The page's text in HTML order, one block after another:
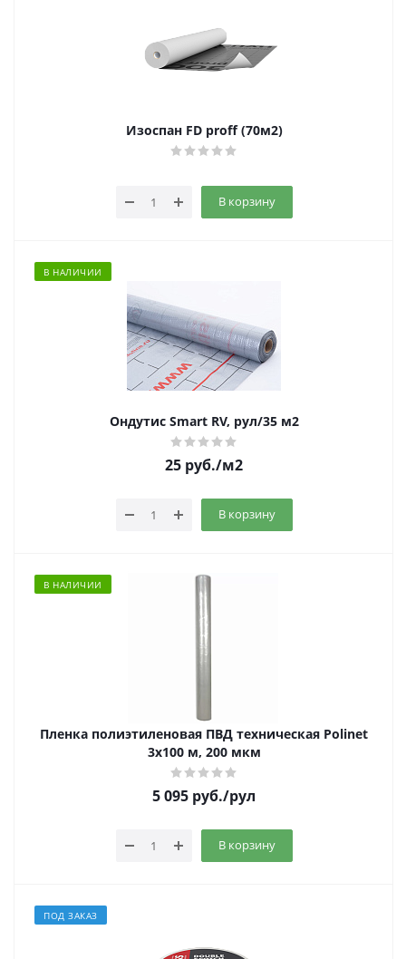
Изоспан FD proff (70м2)
В корзину
В НАЛИЧИИ
Ондутис Smart RV, рул/35 м2
25 руб./м2
В корзину
В НАЛИЧИИ
Пленка полиэтиленовая ПВД техническая Polinet
3х100 м, 200 мкм
5 095 руб./рул
В корзину
ПОД ЗАКАЗ